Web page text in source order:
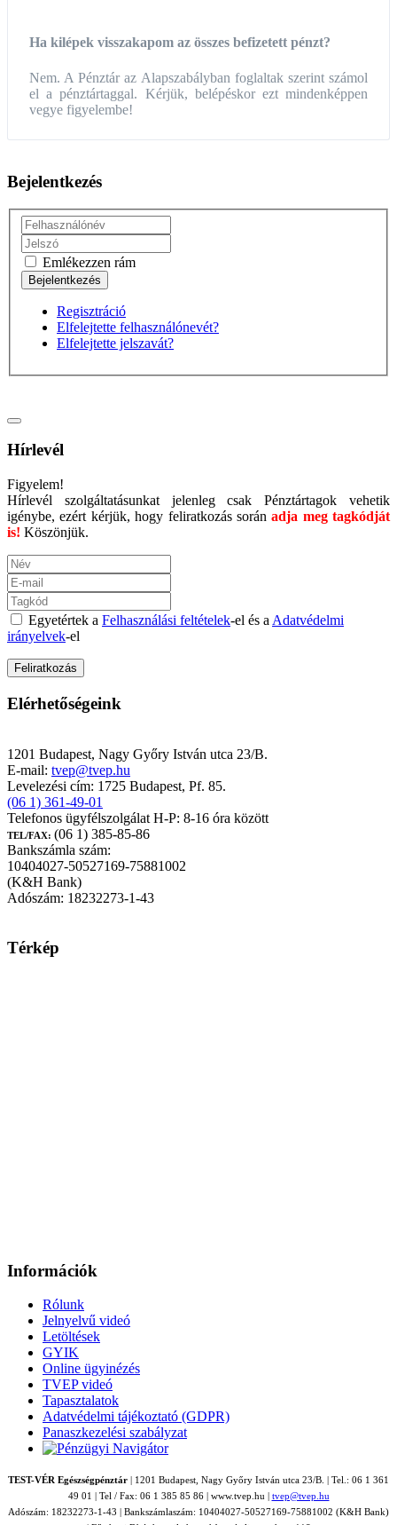
Ha kilépek visszakapom az összes befizetett pénzt?
Nem. A Pénztár az Alapszabályban foglaltak szerint számol
el a pénztártaggal. Kérjük, belépéskor ezt mindenképpen
vegye figyelembe!
Bejelentkezés
Emlékezzen rám
Regisztráció
Elfelejtette felhasználónevét?
Elfelejtette jelszavát?
Hírlevél
Figyelem!
Hírlevél szolgáltatásunkat jelenleg csak Pénztártagok vehetik
igénybe, ezért kérjük, hogy feliratkozás során adja meg tagkódját
is! Köszönjük.
Egyetértek a Felhasználási feltételek-el és a Adatvédelmi
irányelvek-el
Elérhetőségeink
1201 Budapest, Nagy Győry István utca 23/B.
E-mail: tvep@tvep.hu
Levelezési cím: 1725 Budapest, Pf. 85.
(06 1) 361-49-01
Telefonos ügyfélszolgálat H-P: 8-16 óra között
TEL/FAX: (06 1) 385-85-86
Bankszámla szám:
10404027-50527169-75881002
(K&H Bank)
Adószám: 18232273-1-43
Térkép
Információk
Rólunk
Jelnyelvű videó
Letöltések
GYIK
Online ügyinézés
TVEP videó
Tapasztalatok
Adatvédelmi tájékoztató (GDPR)
Panaszkezelési szabályzat
TEST-VÉR Egészségpénztár | 1201 Budapest, Nagy Győry István utca 23/B. | Tel.: 06 1 361
49 01 | Tel / Fax: 06 1 385 85 86 | www.tvep.hu | tvep@tvep.hu
Adószám: 18232273-1-43 | Bankszámlaszám: 10404027-50527169-75881002 (K&H Bank)